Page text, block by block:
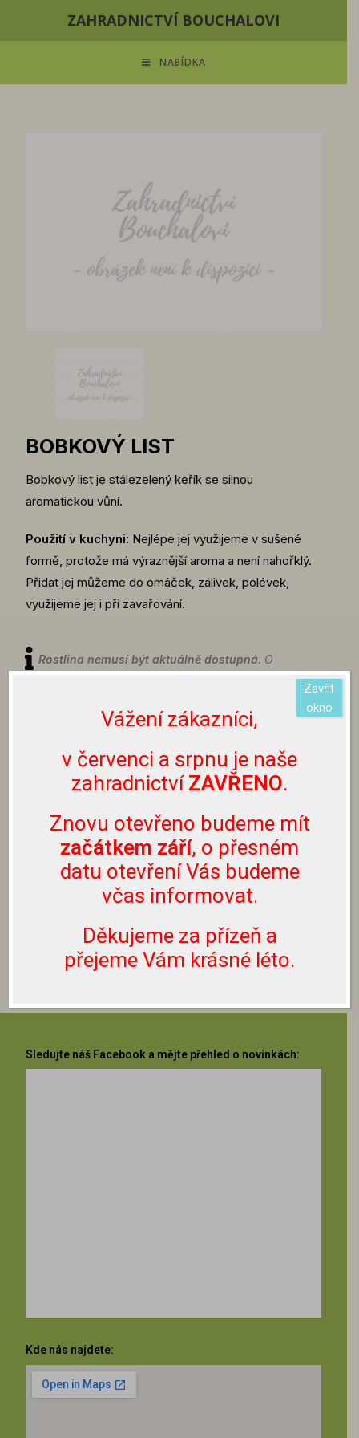
ZAHRADNICTVÍ BOUCHALOVI
NABÍDKA
BOBKOVÝ LIST
Bobkový list je stálezelený keřík se silnou
aromatickou vůní.
Použití v kuchyni: Nejlépe jej využijeme v sušené
formě, protože má výraznější aroma a není nahořklý.
Přidat jej můžeme do omáček, zálivek, polévek,
využijeme jej i při zavařování.
Rostlina nemusí být aktuálně dostupná. O
aktuální dostupnosti rostlin se můžete informovat
prostřednictvím Facebooku či Instagramu.
k těmto účelům.
zahradnictví, nezasíláme je.
ZPĚT NA BYLINKY
Sledujte náš Facebook a mějte přehled o novinkách:
Kde nás najdete:
Vážení zákazníci,
v červenci a srpnu je naše
zahradnictví ZAVŘENO.
Znovu otevřeno budeme mít
začátkem září, o přesném
datu otevření Vás budeme
včas informovat.
Děkujeme za přízeň a
přejeme Vám krásné léto.
Zavřít
okno